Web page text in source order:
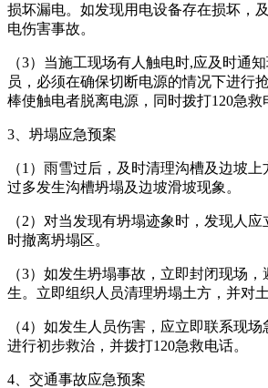
损坏漏电。如发现用电设备存在损坏，
电伤害事故。
（3）当施工现场有人触电时,应及时通
员，必须在确保切断电源的情况下进行
棒使触电者脱离电源，同时拨打120急救
3、坍塌应急预案
（1）雨雪过后，及时清理沟槽及边坡
过多发生沟槽坍塌及边坡滑坡现象。
（2）对当发现有坍塌迹象时，发现人
时撤离坍塌区。
（3）如发生坍塌事故，立即封闭现场
生。立即组织人员清理坍塌土方，并对
（4）如发生人员伤害，应立即联系现
进行初步救治，并拨打120急救电话。
4、交通事故应急预案